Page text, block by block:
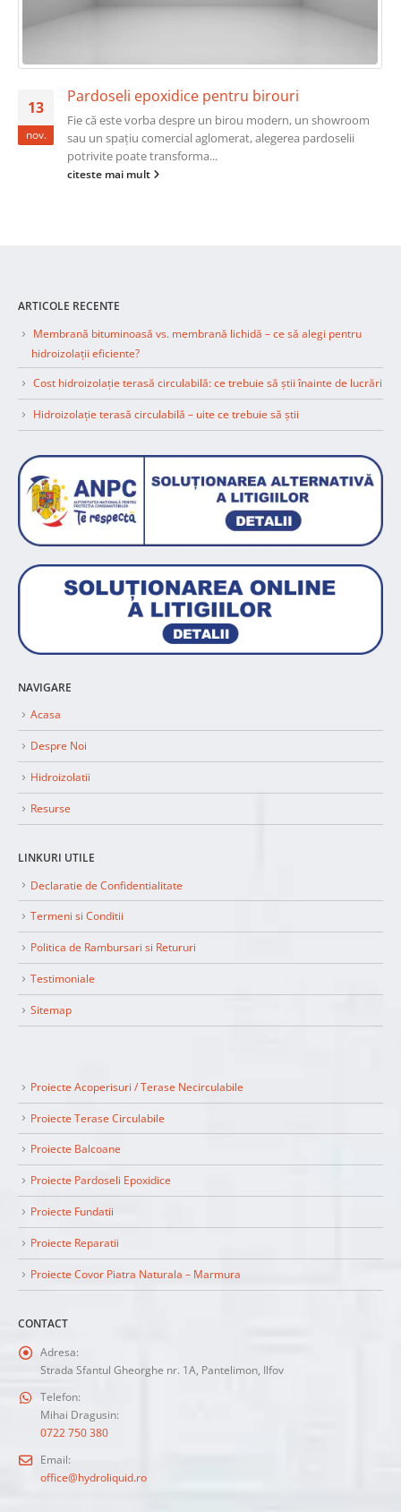
13
nov.
Pardoseli epoxidice pentru birouri
Fie că este vorba despre un birou modern, un showroom
sau un spațiu comercial aglomerat, alegerea pardoselii
potrivite poate transforma...
citeste mai mult
ARTICOLE RECENTE
Membrană bituminoasă vs. membrană lichidă – ce să alegi pentru
hidroizolații eficiente?
Cost hidroizolație terasă circulabilă: ce trebuie să știi înainte de lucrări
Hidroizolație terasă circulabilă – uite ce trebuie să știi
NAVIGARE
Acasa
Despre Noi
Hidroizolatii
Resurse
LINKURI UTILE
Declaratie de Confidentialitate
Termeni si Conditii
Politica de Rambursari si Retururi
Testimoniale
Sitemap
Proiecte Acoperisuri / Terase Necirculabile
Proiecte Terase Circulabile
Proiecte Balcoane
Proiecte Pardoseli Epoxidice
Proiecte Fundatii
Proiecte Reparatii
Proiecte Covor Piatra Naturala – Marmura
CONTACT
Adresa:
Strada Sfantul Gheorghe nr. 1A, Pantelimon, Ilfov
Telefon:
Mihai Dragusin:
0722 750 380
Email:
office@hydroliquid.ro